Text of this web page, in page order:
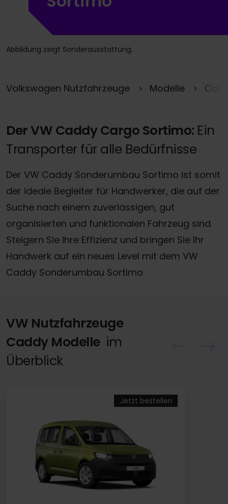
Abbildung zeigt Sonderausstattung.
Volkswagen Nutzfahrzeuge Modelle
Der VW Caddy Cargo Sortimo: Ein
Transporter für alle Bedürfnisse
Der VW Caddy Sonderumbau Sortimo ist somit
der ideale Begleiter für Handwerker, die auf der
Suche nach einem zuverlässigen, gut
organisierten und funktionalen Fahrzeug sind.
Steigern Sie Ihre Effizienz und bringen Sie Ihr
Handwerk auf ein neues Level mit dem VW
Caddy Sonderumbau Sortimo.
VW Nutzfahrzeuge
Caddy Modelle im
Überblick
Jetzt bestellen